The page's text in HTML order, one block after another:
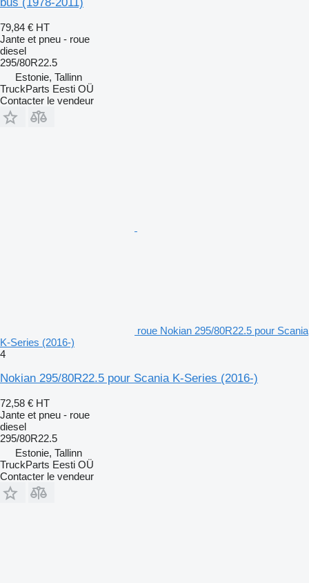
79,84 € HT
Jante et pneu - roue
diesel
295/80R22.5
Estonie, Tallinn
TruckParts Eesti OÜ
Contacter le vendeur
roue Nokian 295/80R22.5 pour Scania
K-Series (2016-)
4
Nokian 295/80R22.5 pour Scania K-Series (2016-)
72,58 € HT
Jante et pneu - roue
diesel
295/80R22.5
Estonie, Tallinn
TruckParts Eesti OÜ
Contacter le vendeur